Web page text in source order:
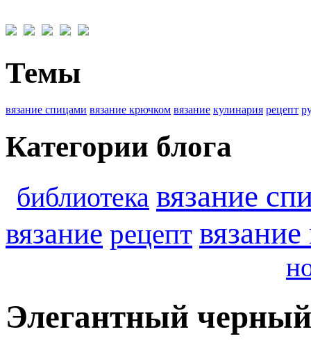
Темы
вязание спицами вязание крючком вязание кулинария рецепт
Категории блога
библиотека вязание
вязание рецепт
Элегантный